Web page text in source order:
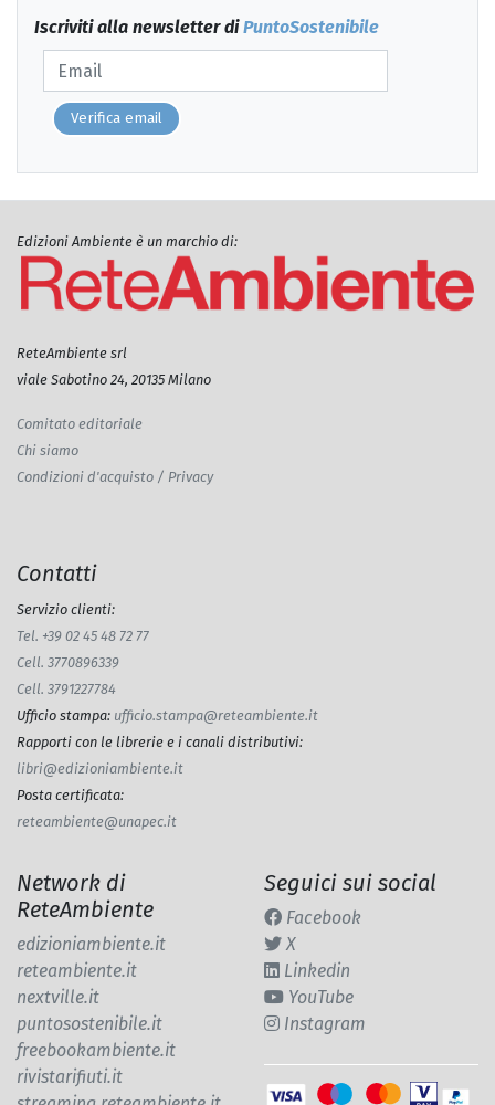
Iscriviti alla newsletter diPuntoSostenibile
Verifica email
Edizioni Ambiente è un marchio di:
ReteAmbiente srl
viale Sabotino 24, 20135 Milano
Comitato editoriale
Chi siamo
Condizioni d'acquisto / Privacy
Contatti
Servizio clienti:
Tel. +39 02 45 48 72 77
Cell. 3770896339
Cell. 3791227784
Ufficio stampa: ufficio.stampa@reteambiente.it
Rapporti con le librerie e i canali distributivi:
libri@edizioniambiente.it
Posta certificata:
reteambiente@unapec.it
Network di
ReteAmbiente
edizioniambiente.it
reteambiente.it
nextville.it
puntosostenibile.it
freebookambiente.it
rivistarifiuti.it
Seguici sui social
Facebook
X
Linkedin
YouTube
Instagram